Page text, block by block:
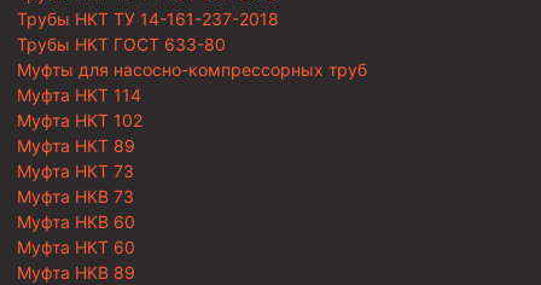
Трубы НКТ ТУ 14-161-237-2018
Трубы НКТ ГОСТ 633-80
Муфты для насосно-компрессорных труб
Муфта НКТ 114
Муфта НКТ 102
Муфта НКТ 89
Муфта НКТ 73
Муфта НКВ 73
Муфта НКВ 60
Муфта НКТ 60
Муфта НКВ 89